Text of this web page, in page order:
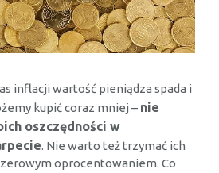
inflacji wartość pieniądza spada i
kupić coraz mniej – nie
oszczędności w
. Nie warto też trzymać ich
zerowym oprocentowaniem. Co